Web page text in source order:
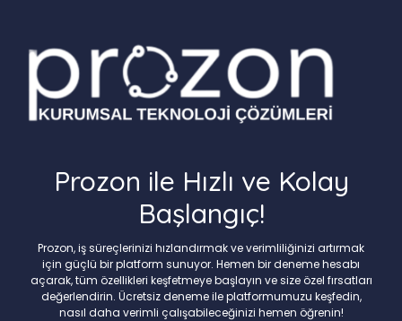
Prozon ile Hızlı ve Kolay
Başlangıç!
Prozon, iş süreçlerinizi hızlandırmak ve verimliliğinizi artırmak
için güçlü bir platform sunuyor. Hemen bir deneme hesabı
açarak, tüm özellikleri keşfetmeye başlayın ve size özel fırsatları
değerlendirin. Ücretsiz deneme ile platformumuzu keşfedin,
nasıl daha verimli çalışabileceğinizi hemen öğrenin!